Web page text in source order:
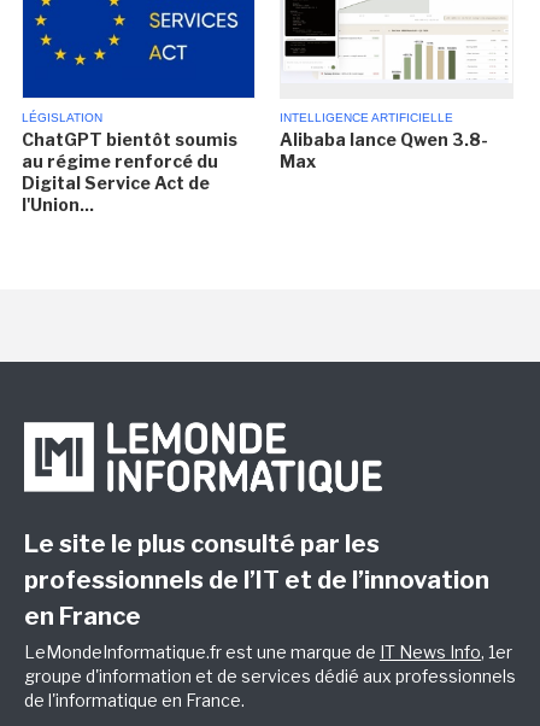
LÉGISLATION
ChatGPT bientôt soumis
au régime renforcé du
Digital Service Act de
l'Union...
INTELLIGENCE ARTIFICIELLE
Alibaba lance Qwen 3.8-
Max
Le site le plus consulté par les
professionnels de l’IT et de l’innovation
en France
LeMondeInformatique.fr est une marque de IT News Info, 1er
groupe d'information et de services dédié aux professionnels
de l'informatique en France.